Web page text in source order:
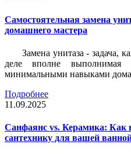
Самостоятельная замена
домашнего мастера
Замена унитаза - задача,
деле вполне выполнимая
минимальными навыками
Подробнее
11.09.2025
Санфаянс vs. Керамика: Как
сантехнику для вашей